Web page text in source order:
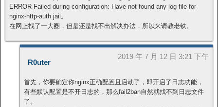
ERROR Failed during configuration: Have not found any log file for
nginx-http-auth jail。
在网上找了一大圈，但是还是找不出解决办法，所以来请教老铁。
R0uter
2019 年 7 月 12 日 3:21 下午
首先，你要确定你nginx正确配置且启动了，即开启了日志功能，
有些默认配置是不开日志的，那么fail2ban自然就找不到日志文件
了。